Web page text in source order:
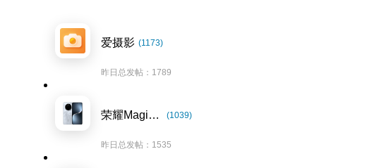
爱摄影 (1173)
昨日总发帖：1789
荣耀Magic7系列 (1039)
昨日总发帖：1535